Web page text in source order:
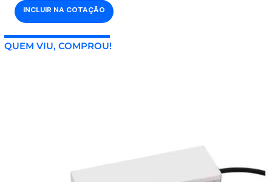
INCLUIR NA COTAÇÃO
QUEM VIU, COMPROU!